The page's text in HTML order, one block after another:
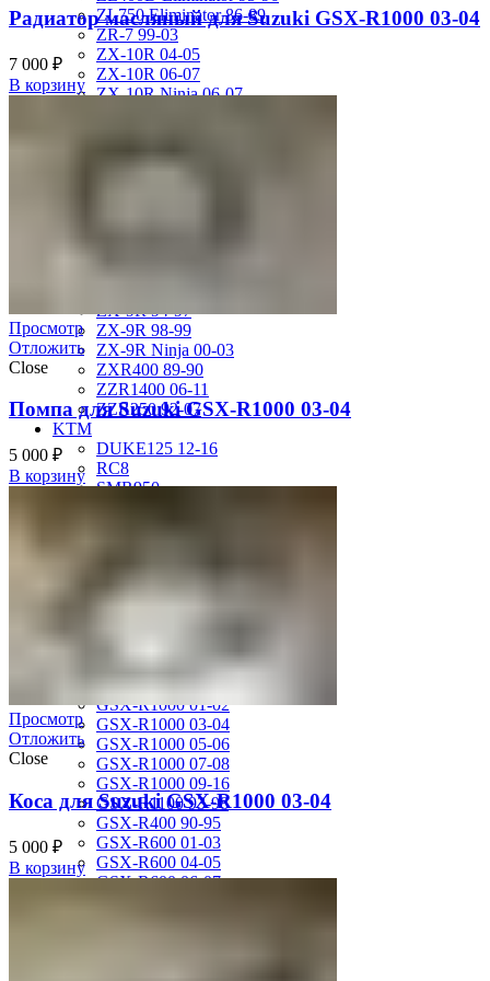
ZL750 Eliminator 86-89
ZR-7 99-03
ZX-10R 04-05
ZX-10R 06-07
ZX-10R Ninja 06-07
ZX-6R 13-16
ZX-9R 94-97
ZX-9R 98-99
ZX-9R Ninja 00-03
ZXR400 89-90
ZZR1400 06-11
ZZR250 92-07
KTM
DUKE125 12-16
RC8
SMR950
GSF250 Bandit 95-99
GSF750 Bandit 96-99
GSX-1300R Hayabusa 99-07
GSX-600F Katana 88-97
GSX-R1000 01-02
GSX-R1000 03-04
GSX-R1000 05-06
GSX-R1000 07-08
GSX-R1000 09-16
GSX-R1100 93-98
GSX-R400 90-95
GSX-R600 01-03
GSX-R600 04-05
GSX-R600 06-07
Радиатор масляный для Suzuki GSX-R1000 03-04
7 000 ₽
В корзину
Просмотр
Отложить
Close
Помпа для Suzuki GSX-R1000 03-04
5 000 ₽
В корзину
Просмотр
Отложить
Close
Коса для Suzuki GSX-R1000 03-04
5 000 ₽
В корзину